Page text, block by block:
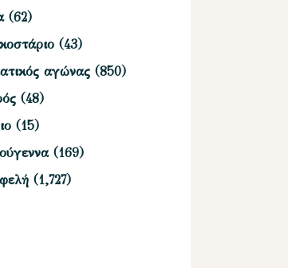
(62)
(43)
αγώνας (850)
(48)
(15)
(169)
(1,727)